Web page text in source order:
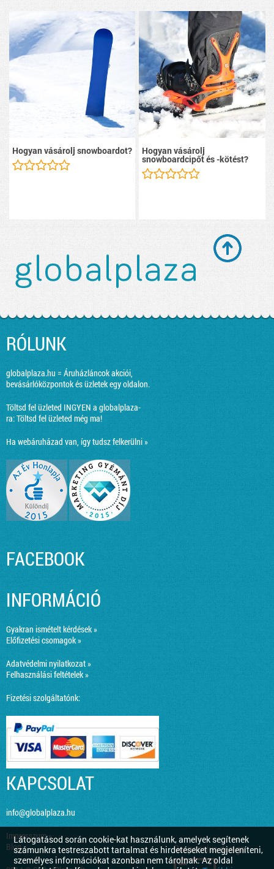
Látogatásod során cookie-kat használunk, amelyek segítenek
számunkra testreszabott tartalmat és hirdetéseket megjeleníteni,
személyes információkat azonban nem tárolnak. Az oldal
Hogyan vásárolj snowboardot? Hogyan vásárolj
snowboardcipőt és -kötést?
RÓLUNK
globalplaza.hu = Áruházláncok akciói,
bevásárlóközpontok és üzletek egy oldalon.
Töltsd fel üzleted INGYEN a globalplaza-
ra:Töltsd fel üzleted még ma!
Ha webáruházad van, így tudsz felkerülni »
FACEBOOK
INFORMÁCIÓ
Gyakran ismételt kérdések »
Előfizetési csomagok »
Adatvédelmi nyilatkozat »
Felhasználási feltételek »
Fizetési szolgáltatónk:
KAPCSOLAT
info@globalplaza.hu
Impresszum »
Blog »
Responsive design